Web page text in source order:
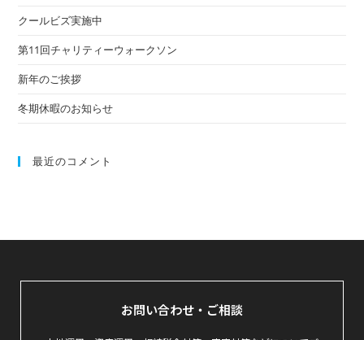
クールビズ実施中
第11回チャリティーウォークソン
新年のご挨拶
冬期休暇のお知らせ
最近のコメント
お問い合わせ・ご相談